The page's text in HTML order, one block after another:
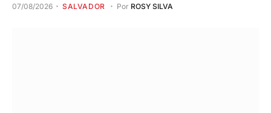
07/08/2026 SALVADOR Por ROSY SILVA